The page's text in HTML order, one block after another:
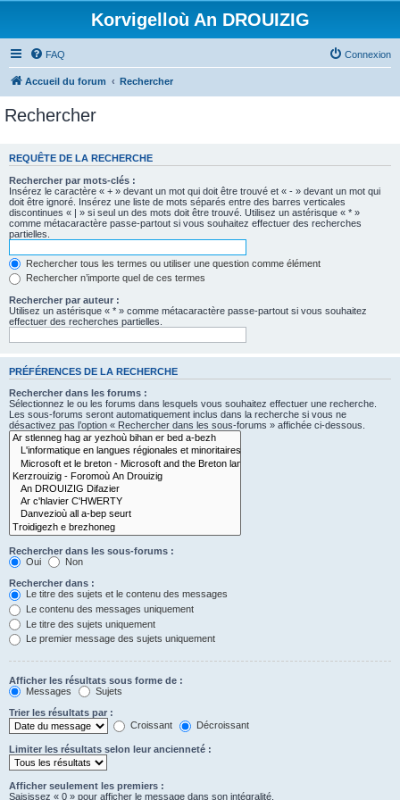
Korvigelloù An DROUIZIG
FAQ Connexion
Accueil du forum Rechercher
Rechercher
REQUÊTE DE LA RECHERCHE
Rechercher par mots-clés :
Insérez le caractère « + » devant un mot qui doit être trouvé et « - » devant un mot qui
doit être ignoré. Insérez une liste de mots séparés entre des barres verticales
discontinues « | » si seul un des mots doit être trouvé. Utilisez un astérisque « * »
comme métacaractère passe-partout si vous souhaitez effectuer des recherches
partielles.
Rechercher tous les termes ou utiliser une question comme élément
Rechercher n’importe quel de ces termes
Rechercher par auteur :
Utilisez un astérisque « * » comme métacaractère passe-partout si vous souhaitez
effectuer des recherches partielles.
PRÉFÉRENCES DE LA RECHERCHE
Rechercher dans les forums :
Sélectionnez le ou les forums dans lesquels vous souhaitez effectuer une recherche.
Les sous-forums seront automatiquement inclus dans la recherche si vous ne
désactivez pas l’option « Rechercher dans les sous-forums » affichée ci-dessous.
Rechercher dans les sous-forums :
Oui
Non
Rechercher dans :
Le titre des sujets et le contenu des messages
Le contenu des messages uniquement
Le titre des sujets uniquement
Le premier message des sujets uniquement
Afficher les résultats sous forme de :
Messages
Sujets
Trier les résultats par :
Croissant
Décroissant
Limiter les résultats selon leur ancienneté :
Afficher seulement les premiers :
Saisissez « 0 » pour afficher le message dans son intégralité.